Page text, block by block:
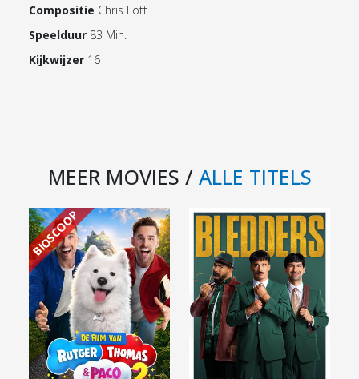
Compositie Chris Lott
Speelduur 83 Min.
Kijkwijzer 16
MEER MOVIES / ALLE TITELS
BIOSCOOP